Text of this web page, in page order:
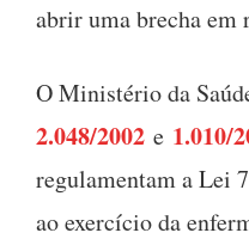
abrir uma brecha em
O Ministério da
2.048/2002 e 1.010/
regulamentam a Lei
ao exercício da